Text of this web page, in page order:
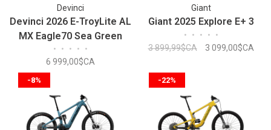
Devinci
Devinci 2026 E-TroyLite AL
MX Eagle70 Sea Green
• • • • •
6 999,00$CA
Giant
Giant 2025 Explore E+ 3
• • • • •
3 899,99$CA 3 099,00$CA
-8% -22%